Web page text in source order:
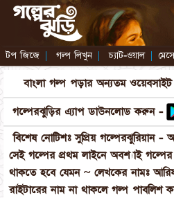
টপ জিজে | গল্প লিখুন | চ্যাট-ওয়াল |
বাংলা গল্প পড়ার অন্যতম
গল্পেরঝুড়ির এ্যাপ ডাউনলোড করুন -
বিশেষ নোটিশঃ সুপ্রিয় গল্পেরঝুরিয়ান
সেই গল্পের প্রথম লাইনে অবশ্যাই
থাকতে হবে যেমন ~ লেখকের নামঃ
রাইটারের নাম না থাকলে গল্প পাবলিশ